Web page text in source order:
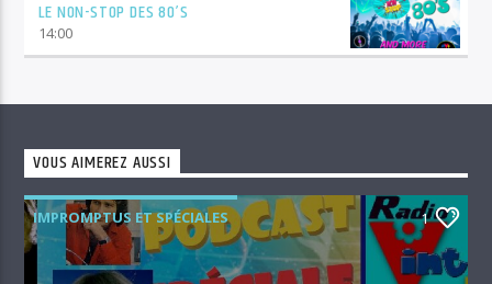
LE NON-STOP DES 80’S
14:00
VOUS AIMEREZ AUSSI
IMPROMPTUS ET SPÉCIALES 1